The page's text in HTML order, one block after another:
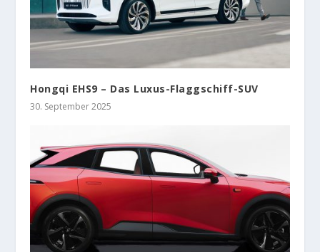
Hongqi EHS9 – Das Luxus-Flaggschiff-SUV
30. September 2025